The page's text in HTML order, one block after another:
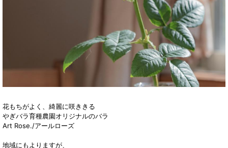
花もちがよく、綺麗に咲ききる
やぎバラ育種農園オリジナルのバラ
Art Rose./アールローズ
地域にもよりますが、